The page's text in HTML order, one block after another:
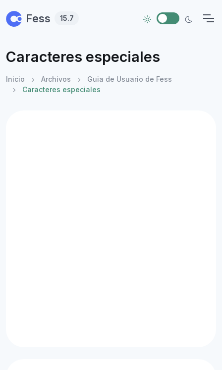
Fess 15.7
Caracteres especiales
Inicio Archivos
Guia de Usuario de Fess
Caracteres especiales